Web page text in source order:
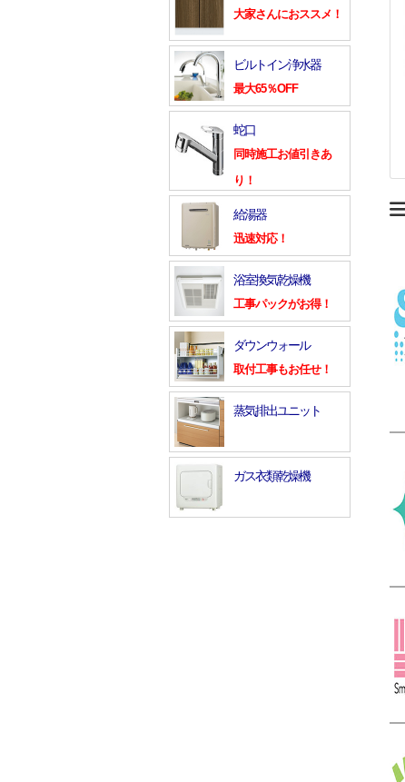
大家さんにおススメ！
ビルトイン浄水器
最大65％OFF
蛇口
同時施工お値引きあ
り！
給湯器
迅速対応！
浴室換気乾燥機
工事パックがお得！
ダウンウォール
取付工事もお任せ！
蒸気排出ユニット
ガス衣類乾燥機